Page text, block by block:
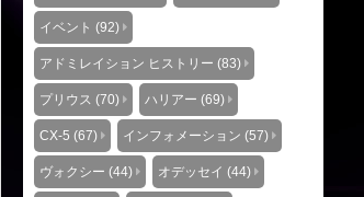
イベント (92)
アドミレイション ヒストリー (83)
プリウス (70) ハリアー (69)
CX-5 (67) インフォメーション (57)
ヴォクシー (44) オデッセイ (44)